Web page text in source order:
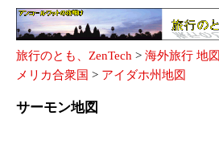
旅行のとも、ZenTech > 海外旅行 地図
メリカ合衆国 > アイダホ州地図
サーモン地図